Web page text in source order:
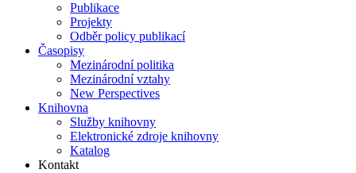
Publikace
Projekty
Odběr policy publikací
Časopisy
Mezinárodní politika
Mezinárodní vztahy
New Perspectives
Knihovna
Služby knihovny
Elektronické zdroje knihovny
Katalog
Kontakt